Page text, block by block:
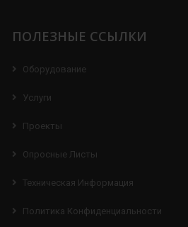
ПОЛЕЗНЫЕ ССЫЛКИ
Оборудование
Услуги
Проекты
Опросные Листы
Техническая Информация
Политика Конфиденциальности